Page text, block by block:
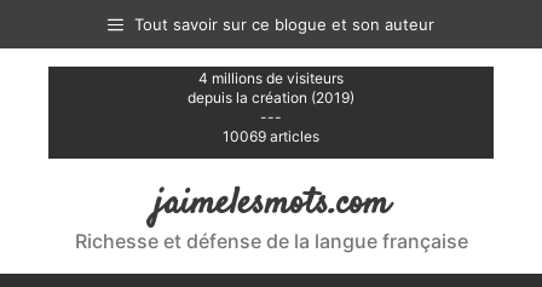
contenu
Tout savoir sur ce blogue et son auteur
4 millions de visiteurs
depuis la création (2019)
---
10069 articles
jaimelesmots.com
Richesse et défense de la langue française